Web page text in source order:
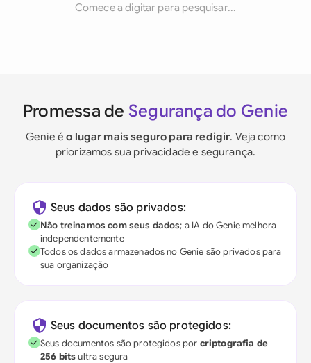
Comece a digitar para pesquisar...
Promessa de Segurança do Genie
Genie éo lugar mais seguro para redigir. Veja como
priorizamos sua privacidade e segurança.
Seus dados são privados:
Não treinamos com seus dados; a IA do Genie melhora
independentemente
Todos os dados armazenados no Genie são privados para
sua organização
Seus documentos são protegidos:
Seus documentos são protegidos por criptografia de
256 bitsultra segura